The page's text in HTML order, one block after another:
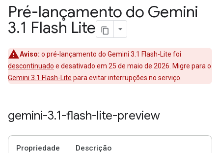
Pré-lançamento do Gemini
3.1 Flash Lite
Aviso: o pré-lançamento do Gemini 3.1 Flash-Lite foi
descontinuado e desativado em 25 de maio de 2026. Migre para o
Gemini 3.1 Flash-Lite para evitar interrupções no serviço.
gemini-3.1-flash-lite-preview
Propriedade Descrição